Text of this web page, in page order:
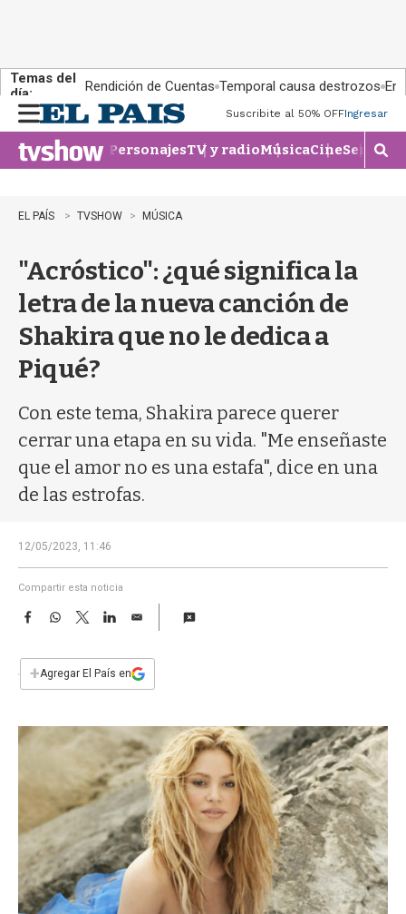
Temas del
día:
Rendición de Cuentas Temporal causa destrozos En
n
u
Suscribite al 50% OFFIngresar
PersonajesTV y radioMúsicaCineSeries
M
o
EL PAÍS TVSHOW MÚSICA
"Acróstico": ¿qué significa la
letra de la nueva canción de
Shakira que no le dedica a
Piqué?
Con este tema, Shakira parece querer
cerrar una etapa en su vida. "Me enseñaste
que el amor no es una estafa", dice en una
de las estrofas.
12/05/2023, 11:46
Compartir esta noticia
F
e
b
k
W
s
T
w
t
L
n
E
i
l
+Agregar El País en